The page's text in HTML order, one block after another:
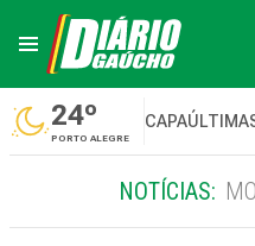
24º
PORTO ALEGRE
CAPA
NOTÍCIAS: